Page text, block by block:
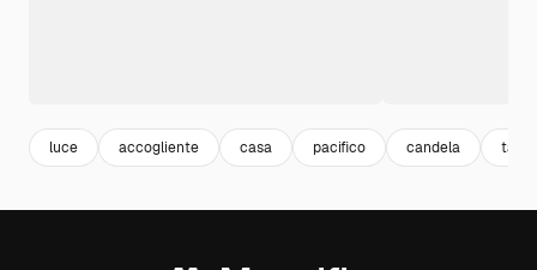
luce accogliente casa pacifico candela